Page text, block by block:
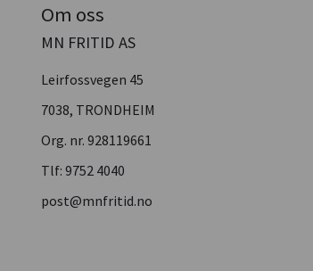
Om oss
MN FRITID AS
Leirfossvegen 45
7038, TRONDHEIM
Org. nr. 928119661
Tlf: 9752 4040
post@mnfritid.no